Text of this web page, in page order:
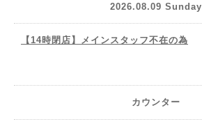
2026.08.09 Sunday
【14時閉店】メインスタッフ不在の為
カウンター